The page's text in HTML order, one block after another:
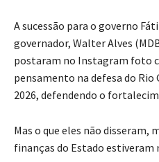
A sucessão para o governo
governador, Walter Alves
postaram no Instagram foto
pensamento na defesa do
2026, defendendo o
Mas o que eles não disseram,
finanças do Estado estiveram